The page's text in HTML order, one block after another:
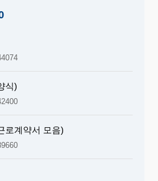
식)
로계약서 모음)